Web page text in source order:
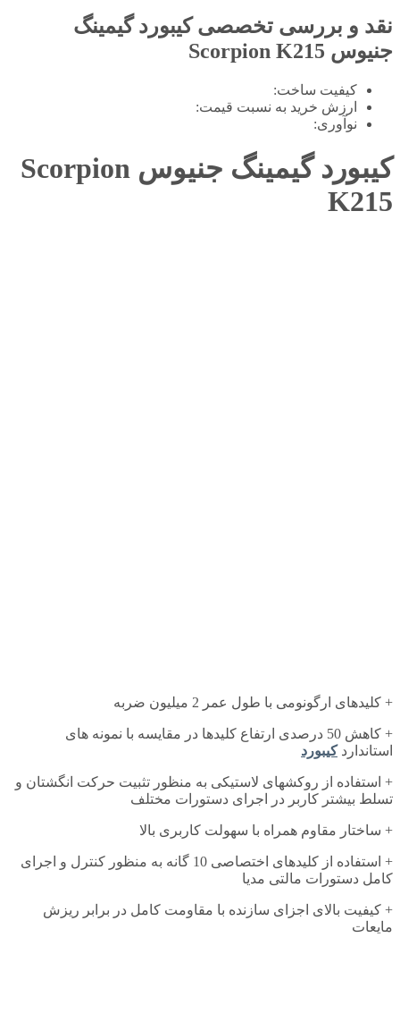
نقد و بررسی تخصصیکیبورد گیمینگ
جنیوس Scorpion K215
کیفیت ساخت:
ارزش خرید به نسبت قیمت:
نوآوری:
کیبورد گیمینگ جنیوس Scorpion
K215
+ کلیدهای ارگونومی با طول عمر 2 میلیون ضربه
+ کاهش 50 درصدی ارتفاع کلیدها در مقایسه با نمونه های
استانداردکیبورد
+ استفاده از روکشهای لاستیکی به منظور تثبیت حرکت انگشتان و
تسلط بیشتر کاربر در اجرای دستورات مختلف
+ ساختار مقاوم همراه با سهولت کاربری بالا
+ استفاده از کلیدهای اختصاصی 10 گانه به منظور کنترل و اجرای
کامل دستورات مالتی مدیا
+ کیفیت بالای اجزای سازنده با مقاومت کامل در برابر ریزش
مایعات